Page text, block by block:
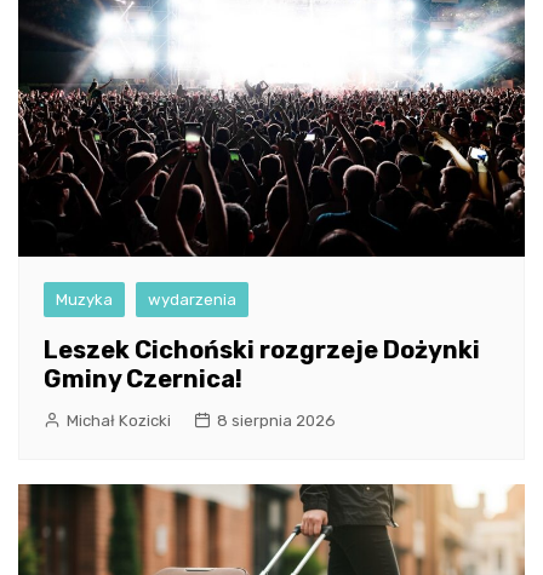
Muzyka wydarzenia
Leszek Cichoński rozgrzeje Dożynki
Gminy Czernica!
Michał Kozicki 8 sierpnia 2026